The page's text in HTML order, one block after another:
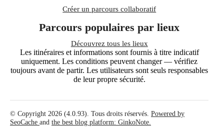
Créer un parcours collaboratif
Parcours populaires par lieux
Découvrez tous les lieux
Les itinéraires et informations sont fournis à titre indicatif
uniquement. Les conditions peuvent changer — vérifiez
toujours avant de partir. Les utilisateurs sont seuls responsables
de leur propre sécurité.
© Copyright 2026 (4.0.93). Tous droits réservés. Powered by
SeoCache and the best blog platform: GinkoNote.